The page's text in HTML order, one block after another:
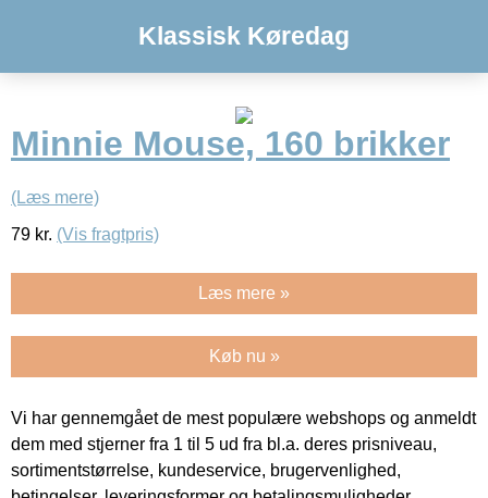
Klassisk Køredag
Minnie Mouse, 160 brikker
(Læs mere)
79 kr. (Vis fragtpris)
Læs mere »
Køb nu »
Vi har gennemgået de mest populære webshops og anmeldt
dem med stjerner fra 1 til 5 ud fra bl.a. deres prisniveau,
sortimentstørrelse, kundeservice, brugervenlighed,